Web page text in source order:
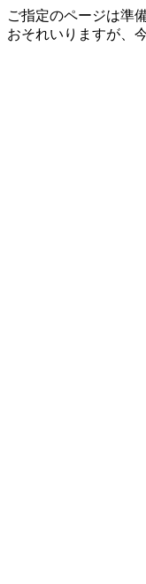
ご指定のページは準
おそれいりますが、